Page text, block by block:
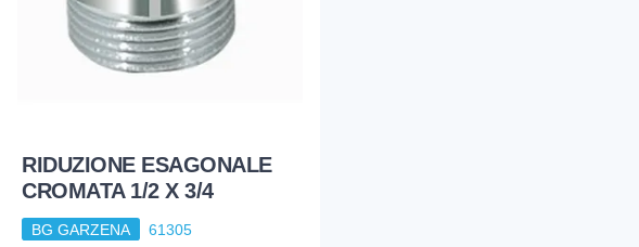
RIDUZIONE ESAGONALE
CROMATA 1/2 X 3/4
BG GARZENA
61305